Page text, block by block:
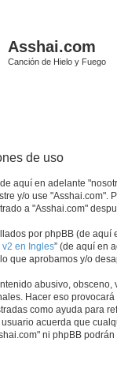
Asshai.com
Canción de Hielo y Fuego
de uso
aquí en adelante
y/o use
a "Asshai.com"
por phpBB (de aquí
en Ingles” (de aquí en
que aprobamos y/o
abusivo,
Hacer eso
como ayuda para
acuerda que
ni phpBB